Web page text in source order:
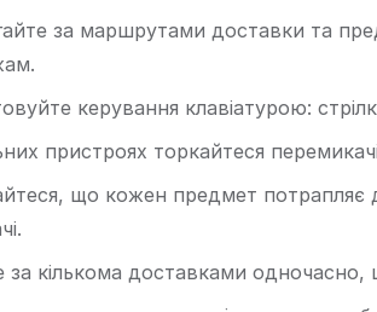
за маршрутами доставки та
керування клавіатурою:
пристроях торкайтеся
що кожен предмет
за кількома доставками